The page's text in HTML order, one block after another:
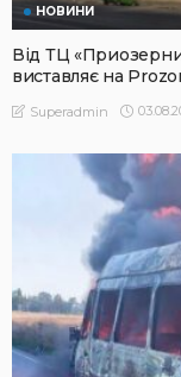
НОВИНИ
Від ТЦ
виставляє на
Superadmin